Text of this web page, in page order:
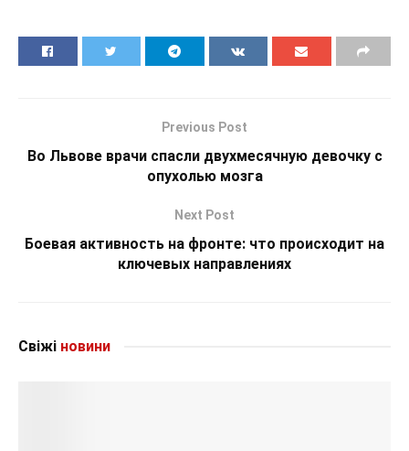
Previous Post
Во Львове врачи спасли двухмесячную девочку с
опухолью мозга
Next Post
Боевая активность на фронте: что происходит на
ключевых направлениях
Свіжі новини